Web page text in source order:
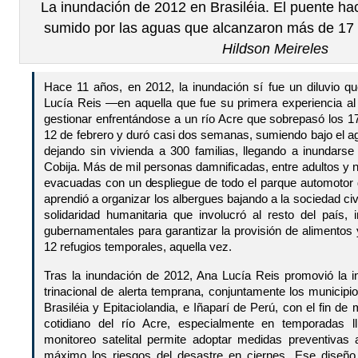
La inundación de 2012 en Brasiléia. El puente
sumido por las aguas que alcanzaron más de
Hildson Meireles
Hace 11 años, en 2012, la inundación sí fue un diluvio
Lucía Reis —en aquella que fue su primera experiencia
gestionar enfrentándose a un río Acre que sobrepasó los
12 de febrero y duró casi dos semanas, sumiendo bajo el
dejando sin vivienda a 300 familias, llegando a
Cobija. Más de mil personas damnificadas, entre adultos y
evacuadas con un despliegue de todo el parque
aprendió a organizar los albergues bajando a la sociedad
solidaridad humanitaria que involucró al resto del país,
gubernamentales para garantizar la provisión de
12 refugios temporales, aquella vez.
Tras la inundación de 2012, Ana Lucía Reis promovió la
trinacional de alerta temprana, conjuntamente los
Brasiléia y Epitaciolandia, e Iñaparí de Perú, con el fin de
cotidiano del río Acre, especialmente en temporadas
monitoreo satelital permite adoptar medidas preventivas